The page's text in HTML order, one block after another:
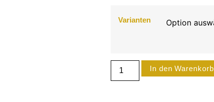
Varianten
In den Warenkorb